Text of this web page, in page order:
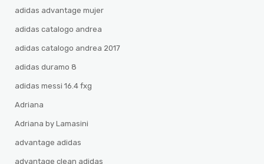
adidas advantage mujer
adidas catalogo andrea
adidas catalogo andrea 2017
adidas duramo 8
adidas messi 16.4 fxg
Adriana
Adriana by Lamasini
advantage adidas
advantage clean adidas